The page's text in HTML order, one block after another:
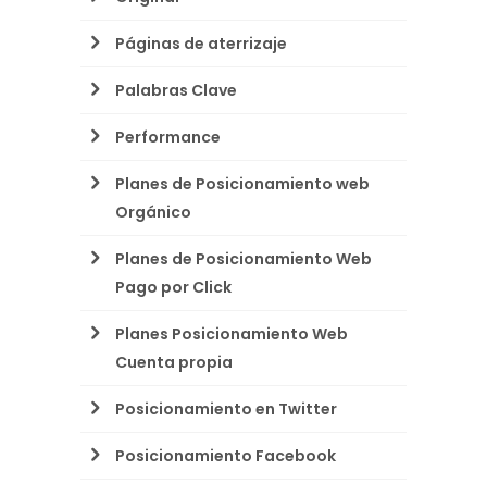
Páginas de aterrizaje
Palabras Clave
Performance
Planes de Posicionamiento web
Orgánico
Planes de Posicionamiento Web
Pago por Click
Planes Posicionamiento Web
Cuenta propia
Posicionamiento en Twitter
Posicionamiento Facebook